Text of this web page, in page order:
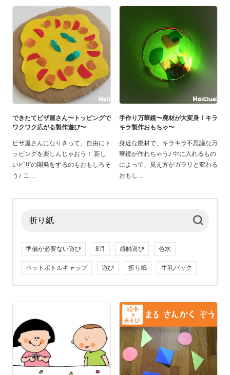
できたてピザ屋さん〜トッピングで
ワクワク広がる製作遊び〜
ピザ屋さんになりきって、自由にト
ッピングを楽しんじゃおう！ 新し
いピザの開発をするのもおもしろそ
う♪ こ
手作り万華鏡〜廃材が大変身！キラ
キラ製作おもちゃ〜
身近な廃材で、キラキラ不思議な万
華鏡が作れちゃう♪ 中に入れるもの
によって、見え方がガラリと変わる
おもし
準備が必要ない遊び 8月 感触遊び 色水
ペットボトルキャップ 遊び 折り紙 牛乳パック